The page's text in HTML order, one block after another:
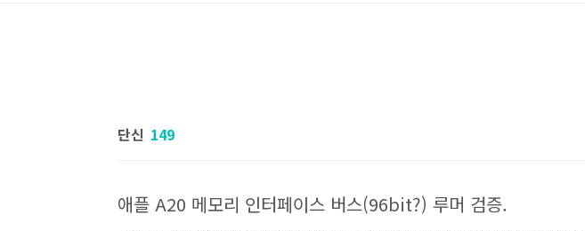
단신 149
애플 A20 메모리 인터페이스 버스(96bit?) 루머 검증.